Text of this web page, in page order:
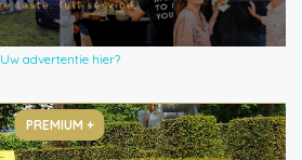
Uw advertentie hier?
PREMIUM +